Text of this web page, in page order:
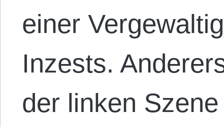
einer
Inzests.
der linken